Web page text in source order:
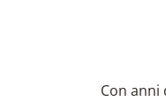
Con